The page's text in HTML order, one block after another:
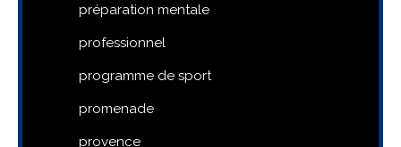
préparation mentale
professionnel
programme de sport
promenade
provence